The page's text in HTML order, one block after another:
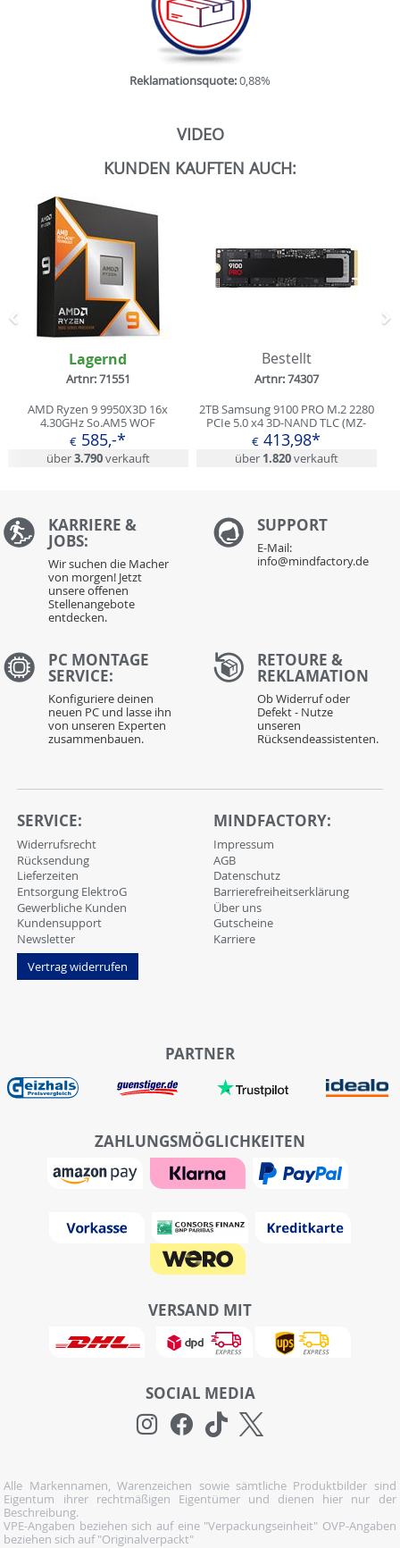
Reklamationsquote:0,88%
VIDEO
KUNDEN KAUFTEN AUCH:
Lagernd
Artnr: 71551
AMD Ryzen 9 9950X3D 16x
4.30GHz So.AM5 WOF
€ 585,-*
über3.790verkauft
Bestellt
Artnr: 74307
2TB Samsung 9100 PRO M.2 2280
PCIe 5.0 x4 3D-NAND TLC (MZ-
VAP2T0BW)
€ 413,98*
über 1.820verkauft
Zurück
KARRIERE &
JOBS:
Wir suchen die Macher
von morgen! Jetzt
unsere offenen
Stellenangebote
entdecken.
SUPPORT
E-Mail:
info@mindfactory.de
PC MONTAGE
SERVICE:
Konfiguriere deinen
neuen PC und lasse ihn
von unseren Experten
zusammenbauen.
RETOURE &
REKLAMATION
Ob Widerruf oder
Defekt - Nutze
unseren
Rücksendeassistenten.
SERVICE:
Widerrufsrecht
Rücksendung
Lieferzeiten
Entsorgung ElektroG
Gewerbliche Kunden
Kundensupport
Newsletter
Vertrag widerrufen
MINDFACTORY:
Impressum
AGB
Datenschutz
Barrierefreiheitserklärung
Über uns
Gutscheine
Karriere
PARTNER
ZAHLUNGSMÖGLICHKEITEN
VERSAND MIT
SOCIAL MEDIA
Alle Markennamen, Warenzeichen sowie sämtliche Produktbilder sind
Eigentum ihrer rechtmäßigen Eigentümer und dienen hier nur der
Beschreibung.
VPE-Angaben beziehen sich auf eine "Verpackungseinheit" OVP-Angaben
beziehen sich auf "Originalverpackt"